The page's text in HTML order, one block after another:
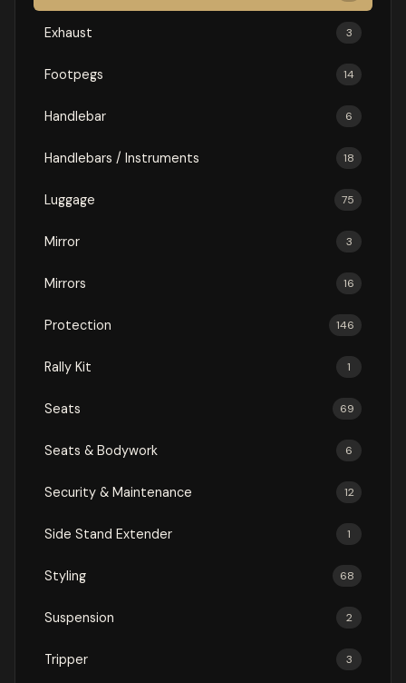
Exhaust 3
Footpegs 14
Handlebar 6
Handlebars / Instruments 18
Luggage 75
Mirror 3
Mirrors 16
Protection 146
Rally Kit 1
Seats 69
Seats & Bodywork 6
Security & Maintenance 12
Side Stand Extender 1
Styling 68
Suspension 2
Tripper 3